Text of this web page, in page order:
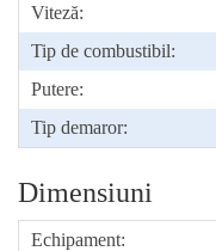
Viteză:
Tip de combustibil:
Putere:
Tip demaror:
Dimensiuni
Echipament: